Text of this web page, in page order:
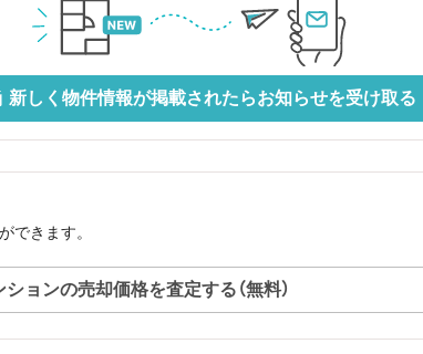
新しく物件情報が掲載されたらお知らせを受け取る
できます。
ションの売却価格を査定する（無料）